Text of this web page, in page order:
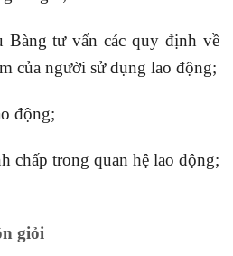
Bàng tư vấn các quy định về
của người sử dụng lao động;
động;
chấp trong quan hệ lao động;
giỏi